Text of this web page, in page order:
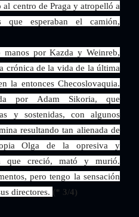
centro de Praga y atropelló a
que esperaban el camión,
por Kazda y Weinreb,
crónica de la vida de la última
la entonces Checoslovaquia.
por Adam Sikoria, que
y sostenidas, con algunos
resultando tan alienada de
Olga de la opresiva y
que creció, mató y murió.
pero tengo la sensación
directores. (* 3/4)